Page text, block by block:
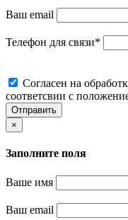
Ваш email
Телефон для связи*
Cогласен на
соответсвии с
Отправить
×
Заполните поля
Ваше имя
Ваш email